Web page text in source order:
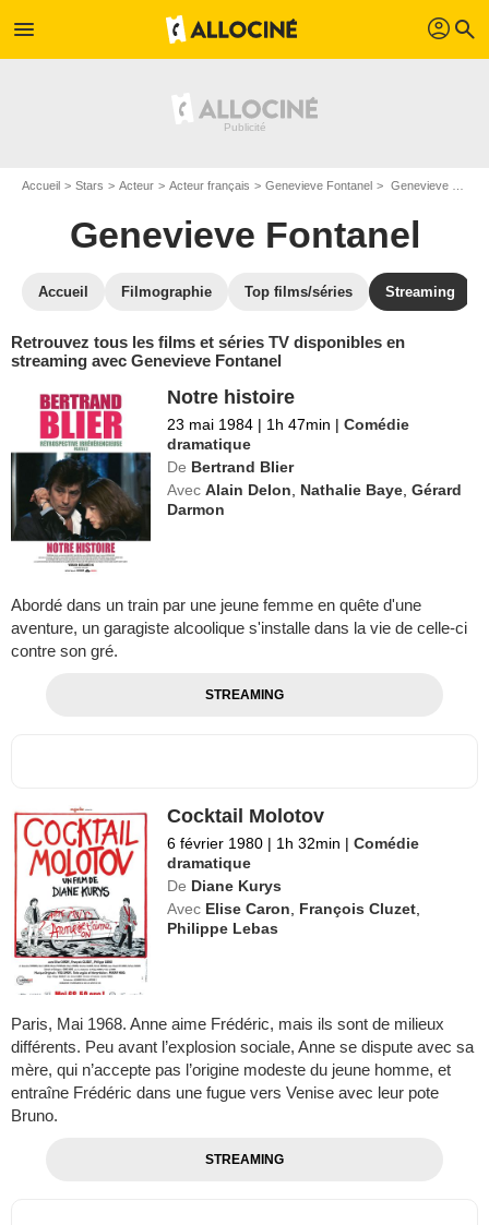
menu profil search
Accueil Stars Acteur Acteur français Genevieve Fontanel Genevieve Fontanel : Films et séries online
Genevieve Fontanel
Accueil Filmographie Top films/séries Streaming
Retrouvez tous les films et séries TV disponibles en
streaming avec Genevieve Fontanel
Notre histoire
23 mai 1984 | 1h 47min | Comédie
dramatique
De Bertrand Blier
Avec Alain Delon Nathalie Baye ,Gérard
Darmon
Abordé dans un train par une jeune femme en quête d'une
aventure, un garagiste alcoolique s'installe dans la vie de celle-ci
contre son gré.
STREAMING
Cocktail Molotov
6 février 1980 | 1h 32min | Comédie
dramatique
De Diane Kurys
Avec Elise Caron François Cluzet
Philippe Lebas
Paris, Mai 1968. Anne aime Frédéric, mais ils sont de milieux
différents. Peu avant l’explosion sociale, Anne se dispute avec sa
mère, qui n’accepte pas l’origine modeste du jeune homme, et
entraîne Frédéric dans une fugue vers Venise avec leur pote
Bruno.
STREAMING